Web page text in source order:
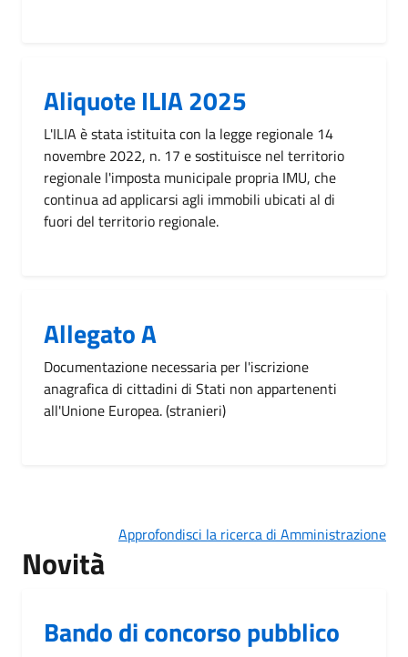
Aliquote ILIA 2025
L'ILIA è stata istituita con la legge regionale 14
novembre 2022, n. 17 e sostituisce nel territorio
regionale l'imposta municipale propria IMU, che
continua ad applicarsi agli immobili ubicati al di
fuori del territorio regionale.
Allegato A
Documentazione necessaria per l'iscrizione
anagrafica di cittadini di Stati non appartenenti
all'Unione Europea. (stranieri)
Approfondisci la ricerca di Amministrazione
Novità
Bando di concorso pubblico